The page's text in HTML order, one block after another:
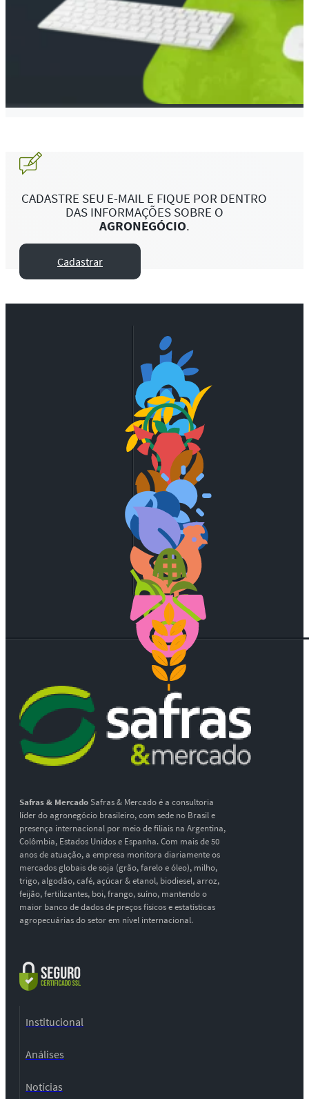
CADASTRE SEU E-MAIL E FIQUE POR DENTRO
DAS INFORMAÇÕES SOBRE O
AGRONEGÓCIO.
Cadastrar
Safras & MercadoSafras & Mercado é a consultoria
líder do agronegócio brasileiro, com sede no Brasil e
presença internacional por meio de filiais na Argentina,
Colômbia, Estados Unidos e Espanha. Com mais de 50
anos de atuação, a empresa monitora diariamente os
mercados globais de soja (grão, farelo e óleo), milho,
trigo, algodão, café, açúcar & etanol, biodiesel, arroz,
feijão, fertilizantes, boi, frango, suíno, mantendo o
maior banco de dados de preços físicos e estatísticas
agropecuárias do setor em nível internacional.
Institucional
Análises
Notícias